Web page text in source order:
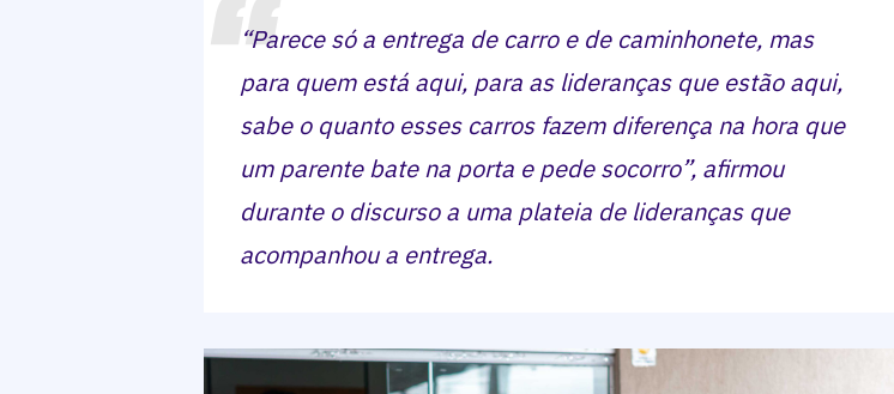
“Parece só a entrega de carro e de caminhonete, mas
para quem está aqui, para as lideranças que estão aqui,
sabe o quanto esses carros fazem diferença na hora que
um parente bate na porta e pede socorro”, afirmou
durante o discurso a uma plateia de lideranças que
acompanhou a entrega.